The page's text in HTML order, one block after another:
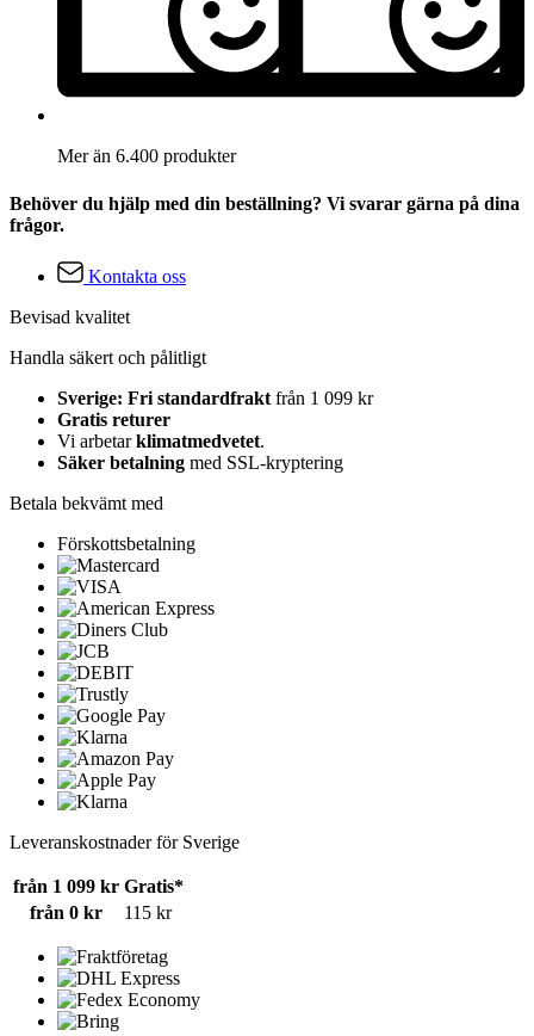
Mer än 6.400 produkter
Behöver du hjälp med din beställning? Vi svarar gärna på dina
frågor.
Kontakta oss
Bevisad kvalitet
Handla säkert och pålitligt
Sverige: Fri standardfrakt från 1 099 kr
Gratis returer
Vi arbetarklimatmedvetet.
Säker betalning med SSL-kryptering
Betala bekvämt med
Förskottsbetalning
Leveranskostnader för Sverige
från 1 099 kr Gratis*
från 0 kr
115 kr